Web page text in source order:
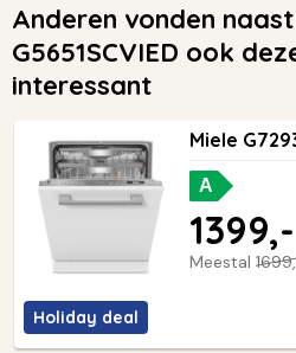
Anderen vonden
G5651SCVIED ook
interessant
Holiday deal
Miele
A
Meestal
1399,-